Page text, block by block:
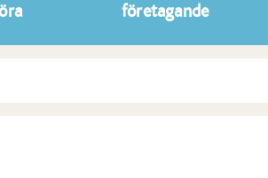
företagande